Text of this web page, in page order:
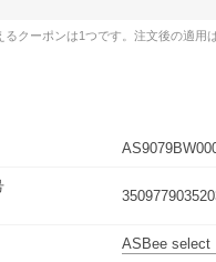
クーポンは1つです。注文後の適用
ASBee select